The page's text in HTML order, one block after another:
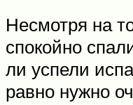
Несмотря на
спокойно
ли успели
равно нужно